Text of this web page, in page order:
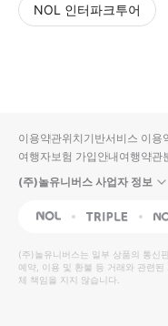
NOL 인터파크투어
입니
다.
높
은
순
동
영
상
순
상
이용약관위치기반서비스 이용
여행자보험 가입안내여행약관
(주)놀유니버스 사업자 정보
NOL Triple
(주)놀유니버스는 일부 상품의 통신
예약, 이용 및 환불 등 거래와 관련
체 책임을 지지 않습니다.